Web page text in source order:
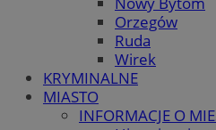
Orzegów
Ruda
Wirek
KRYMINALNE
MIASTO
INFORMACJE O